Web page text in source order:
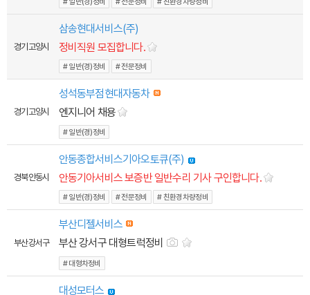
경기 고양시
삼송현대서비스(주)
정비직원 모집합니다.
# 일반(경)정비 # 전문정비
경기 고양시
성석동부점현대자동차
엔지니어 채용
# 일반(경)정비
경북 안동시
안동종합서비스기아오토큐(주)
안동기아서비스 보증반 일반수리 기사 구인합니다.
# 일반(경)정비 # 전문정비 # 친환경차량정비
부산 강서구
부산디젤서비스
부산 강서구 대형트럭정비
# 대형차정비
대성모터스